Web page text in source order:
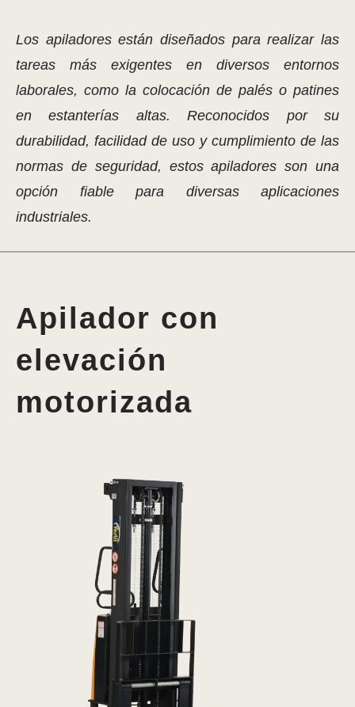
Los apiladores están diseñados para realizar las
tareas más exigentes en diversos entornos
laborales, como la colocación de palés o patines
en estanterías altas. Reconocidos por su
durabilidad, facilidad de uso y cumplimiento de las
normas de seguridad, estos apiladores son una
opción fiable para diversas aplicaciones
industriales.
Apilador con
elevación
motorizada